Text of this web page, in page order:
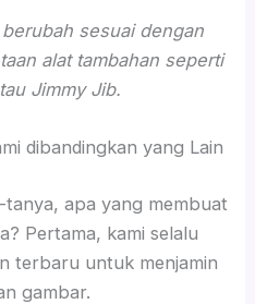
sesuai dengan
alat tambahan seperti
Jimmy Jib.
dibandingkan yang Lain
apa yang membuat
Pertama, kami selalu
terbaru untuk menjamin
gambar.